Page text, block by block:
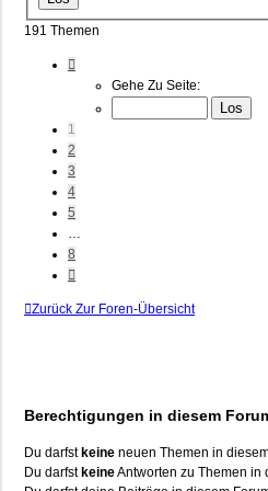
191 Themen
Von
Gehe Zu Seite:
1
2
3
4
5
8
Zurück Zur Foren-Übersicht
Berechtigungen in diesem
Du darfstkeine neuen Themen in
Du darfstkeineAntworten zu Themen in